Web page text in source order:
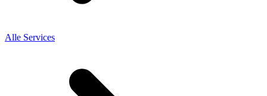
Alle Services